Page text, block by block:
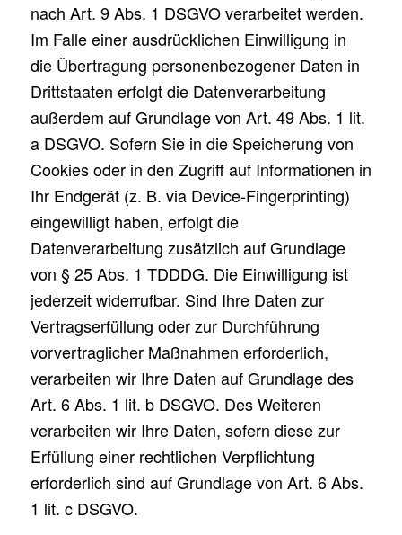
nach Art. 9 Abs. 1 DSGVO verarbeitet werden.
Im Falle einer ausdrücklichen Einwilligung in
die Übertragung personenbezogener Daten in
Drittstaaten erfolgt die Datenverarbeitung
außerdem auf Grundlage von Art. 49 Abs. 1 lit.
a DSGVO. Sofern Sie in die Speicherung von
Cookies oder in den Zugriff auf Informationen in
Ihr Endgerät (z. B. via Device-Fingerprinting)
eingewilligt haben, erfolgt die
Datenverarbeitung zusätzlich auf Grundlage
von § 25 Abs. 1 TDDDG. Die Einwilligung ist
jederzeit widerrufbar. Sind Ihre Daten zur
Vertragserfüllung oder zur Durchführung
vorvertraglicher Maßnahmen erforderlich,
verarbeiten wir Ihre Daten auf Grundlage des
Art. 6 Abs. 1 lit. b DSGVO. Des Weiteren
verarbeiten wir Ihre Daten, sofern diese zur
Erfüllung einer rechtlichen Verpflichtung
erforderlich sind auf Grundlage von Art. 6 Abs.
1 lit. c DSGVO.